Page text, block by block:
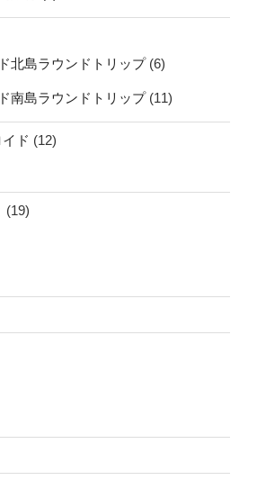
北島ラウンドトリップ(6)
南島ラウンドトリップ(11)
ド (12)
(19)